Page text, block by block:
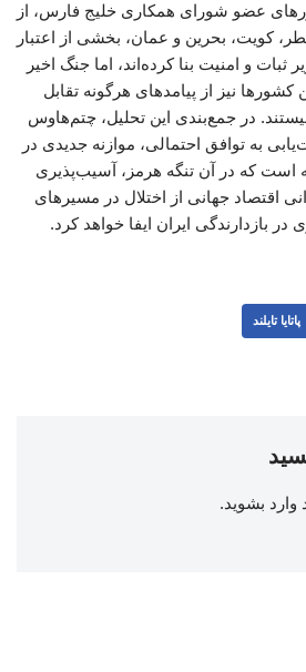
عضو شورای همکاری خلیج فارس، از
کویت، بحرین و عمان، بخشی از اعتبار
ثبات و امنیت بنا کرده‌اند، اما جنگ اخیر
نیز از پیامدهای هرگونه تقابل
در جمع‌بندی این تحلیل، چتم‌هاوس
به توافق احتمالی، موازنه جدیدی در
که در آن تنگه هرمز، آسیب‌پذیری
اقتصاد جهانی از اختلال در مسیرهای
بازدارندگی ایران ایفا خواهد کرد.
پاتایا تایلند
وارد بشوید.